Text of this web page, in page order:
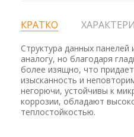
КРАТКО
Структура данных панелей
аналогу, но благодаря
более изящно, что
изысканность и
негорючи, устойчивы к
коррозии, обладают
теплостойкостью.